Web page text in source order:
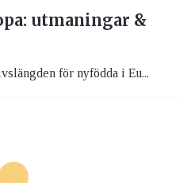
utmaningar &
för nyfödda i Eu...